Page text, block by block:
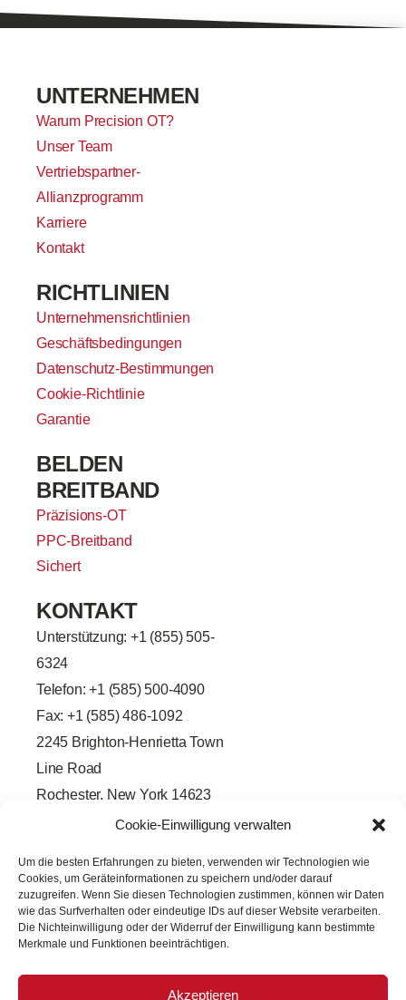
Cookie-Einwilligung verwalten
Um die besten Erfahrungen zu bieten, verwenden wir Technologien wie
Cookies, um Geräteinformationen zu speichern und/oder darauf
zuzugreifen. Wenn Sie diesen Technologien zustimmen, können wir Daten
wie das Surfverhalten oder eindeutige IDs auf dieser Website verarbeiten.
Die Nichteinwilligung oder der Widerruf der Einwilligung kann bestimmte
Merkmale und Funktionen beeinträchtigen.
Akzeptieren
UNTERNEHMEN
Warum Precision OT?
Unser Team
Vertriebspartner-
Allianzprogramm
Karriere
Kontakt
RICHTLINIEN
Unternehmensrichtlinien
Geschäftsbedingungen
Datenschutz-Bestimmungen
Cookie-Richtlinie
Garantie
BELDEN
BREITBAND
Präzisions-OT
PPC-Breitband
Sichert
KONTAKT
Unterstützung: +1 (855) 505-
6324
Telefon: +1 (585) 500-4090
Fax: +1 (585) 486-1092
2245 Brighton-Henrietta Town
Line Road
Rochester, New York 14623
b
o
o
k
-
f
k
e
d
i
n
-
i
n
w
t
e
r
o
t
u
b
e